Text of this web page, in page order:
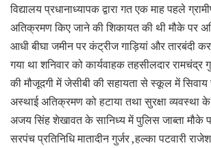
विद्यालय प्रधानाध्यापक द्वारा गत एक माह पहले
अतिक्रमण किए जाने की शिकायत की थी मौके पर
आधी बीघा जमीन पर कंट्रीज गाड़ियां और तारबंदी
गया था शनिवार को कार्यवाहक तहसीलदार
की मौजूदगी में जेसीबी की सहायता से स्कूल में सिवाय
अस्थाई अतिक्रमण को हटाया तथा सुरक्षा व्यवस्था के
अजय सिंह शेखावत के सानिध्य में पुलिस जाब्ता मौके
सरपंच प्रतिनिधि मातादीन गुर्जर ,हल्का पटवारी